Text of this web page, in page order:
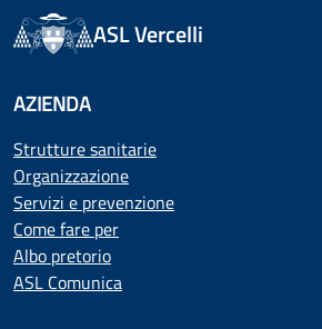
ASL Vercelli
AZIENDA
Strutture sanitarie
Organizzazione
Servizi e prevenzione
Come fare per
Albo pretorio
ASL Comunica